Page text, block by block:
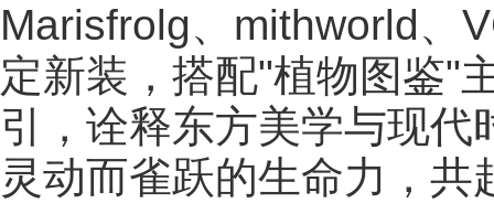
Marisfrolg、mithworld、
定新装，搭配"植物图鉴"
引，诠释东方美学与现
灵动而雀跃的生命力，